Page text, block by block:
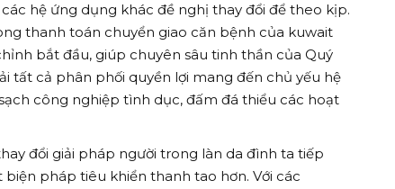
hệ ứng dụng khác đề nghị thay đổi để theo kịp.
thanh toán chuyển giao căn bệnh của kuwait
bắt đầu, giúp chuyên sâu tinh thần của Quý
tất cả phân phối quyền lợi mang đến chủ yếu hệ
công nghiệp tình dục, đấm đá thiểu các hoạt
đổi giải pháp người trong làn da đình ta tiếp
pháp tiêu khiển thanh tao hơn. Với các